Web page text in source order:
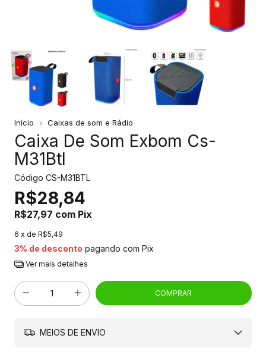
Início Caixas de som e Rádio
Caixa De Som Exbom Cs-
M31Btl
Código CS-M31BTL
R$28,84
R$27,97 com Pix
6 x de R$5,49
3% de desconto pagando com Pix
Ver mais detalhes
MEIOS DE ENVIO